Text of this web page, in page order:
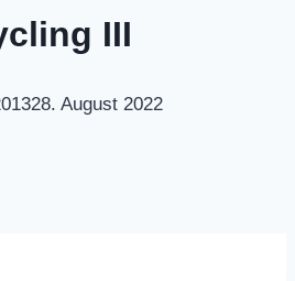
III
28. August 2022